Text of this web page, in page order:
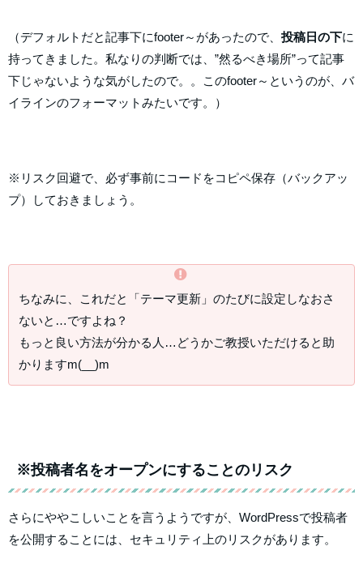
（デフォルトだと記事下にfooter～があったので、 投稿日の下に
持ってきました。私なりの判断では、”然るべき場所”って記事
下じゃないような気がしたので。。このfooter～というのが、バ
イラインのフォーマットみたいです。）
※リスク回避で、必ず事前にコードをコピペ保存（バックアッ
プ）しておきましょう。
ちなみに、これだと「テーマ更新」のたびに設定しなおさ
ないと…ですよね？
もっと良い方法が分かる人…どうかご教授いただけると助
かりますm(__)m
※投稿者名をオープンにすることのリスク
さらにややこしいことを言うようですが、WordPressで投稿者
を公開することには、セキュリティ上のリスクがあります。